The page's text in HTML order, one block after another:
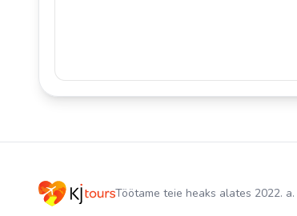
Töötame teie heaks alates 2022. a.